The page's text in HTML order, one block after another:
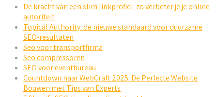
De kracht van een slim linkprofiel: zo verbeter je je online
autoriteit
Topical Authority: de nieuwe standaard voor duurzame
SEO-resultaten
Seo voor transportfirma
Seo compressoren
SEO voor eventbureau
Countdown naar WebCraft 2025: De Perfecte Website
Bouwen met Tips van Experts